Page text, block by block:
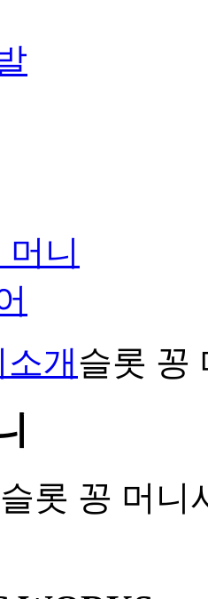
머니
개슬롯 꽁
롯 꽁 머